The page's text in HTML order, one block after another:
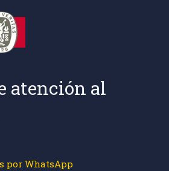
atención al
por WhatsApp